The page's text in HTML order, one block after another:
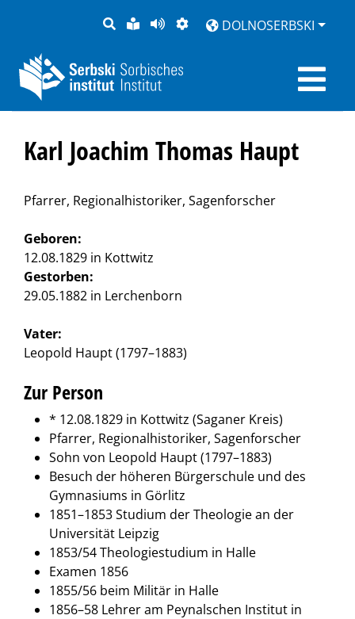
PYTANJE
LAŽKA
RĚC
BOK
PŚEDCYTAŚ
PŚEDSTAJENJE
DOLNOSERBSKI
Karl Joachim Thomas Haupt
Pfarrer, Regionalhistoriker, Sagenforscher
Geboren:
12.08.1829 in Kottwitz
Gestorben:
29.05.1882 in Lerchenborn
Vater:
Leopold Haupt (1797–1883)
Zur Person
* 12.08.1829 in Kottwitz (Saganer Kreis)
Pfarrer, Regionalhistoriker, Sagenforscher
Sohn von Leopold Haupt (1797–1883)
Besuch der höheren Bürgerschule und des
Gymnasiums in Görlitz
1851–1853 Studium der Theologie an der
Universität Leipzig
1853/54 Theologiestudium in Halle
Examen 1856
1855/56 beim Militär in Halle
1856–58 Lehrer am Peynalschen Institut in